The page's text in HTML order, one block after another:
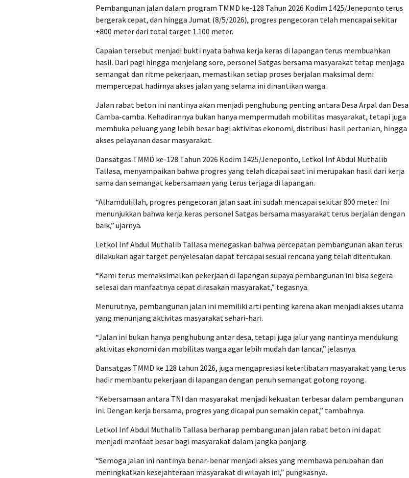
Pembangunan jalan dalam program TMMD ke-128 Tahun 2026 Kodim 1425/Jeneponto terus
bergerak cepat, dan hingga Jumat (8/5/2026), progres pengecoran telah mencapai sekitar
±800 meter dari total target 1.100 meter.
Capaian tersebut menjadi bukti nyata bahwa kerja keras di lapangan terus membuahkan
hasil. Dari pagi hingga menjelang sore, personel Satgas bersama masyarakat tetap menjaga
semangat dan ritme pekerjaan, memastikan setiap proses berjalan maksimal demi
mempercepat hadirnya akses jalan yang selama ini dinantikan warga.
Jalan rabat beton ini nantinya akan menjadi penghubung penting antara Desa Arpal dan Desa
Camba-camba. Kehadirannya bukan hanya mempermudah mobilitas masyarakat, tetapi juga
membuka peluang yang lebih besar bagi aktivitas ekonomi, distribusi hasil pertanian, hingga
akses pelayanan dasar masyarakat.
Dansatgas TMMD ke-128 Tahun 2026 Kodim 1425/Jeneponto, Letkol Inf Abdul Muthalib
Tallasa, menyampaikan bahwa progres yang telah dicapai saat ini merupakan hasil dari kerja
sama dan semangat kebersamaan yang terus terjaga di lapangan.
“Alhamdulillah, progres pengecoran jalan saat ini sudah mencapai sekitar 800 meter. Ini
menunjukkan bahwa kerja keras personel Satgas bersama masyarakat terus berjalan dengan
baik,” ujarnya.
Letkol Inf Abdul Muthalib Tallasa menegaskan bahwa percepatan pembangunan akan terus
dilakukan agar target penyelesaian dapat tercapai sesuai rencana yang telah ditentukan.
“Kami terus memaksimalkan pekerjaan di lapangan supaya pembangunan ini bisa segera
selesai dan manfaatnya cepat dirasakan masyarakat,” tegasnya.
Menurutnya, pembangunan jalan ini memiliki arti penting karena akan menjadi akses utama
yang menunjang aktivitas masyarakat sehari-hari.
“Jalan ini bukan hanya penghubung antar desa, tetapi juga jalur yang nantinya mendukung
aktivitas ekonomi dan mobilitas warga agar lebih mudah dan lancar,” jelasnya.
Dansatgas TMMD ke 128 tahun 2026, juga mengapresiasi keterlibatan masyarakat yang terus
hadir membantu pekerjaan di lapangan dengan penuh semangat gotong royong.
“Kebersamaan antara TNI dan masyarakat menjadi kekuatan terbesar dalam pembangunan
ini. Dengan kerja bersama, progres yang dicapai pun semakin cepat,” tambahnya.
Letkol Inf Abdul Muthalib Tallasa berharap pembangunan jalan rabat beton ini dapat
menjadi manfaat besar bagi masyarakat dalam jangka panjang.
“Semoga jalan ini nantinya benar-benar menjadi akses yang membawa perubahan dan
meningkatkan kesejahteraan masyarakat di wilayah ini,” pungkasnya.